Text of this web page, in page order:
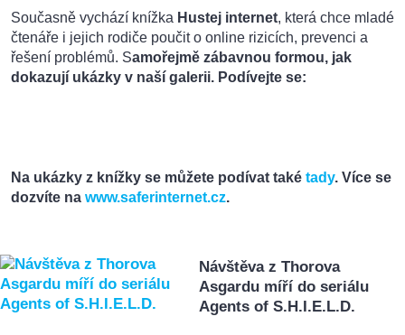
Současně vychází knížka Hustej internet, která chce mladé
čtenáře i jejich rodiče poučit o online rizicích, prevenci a
řešení problémů. Samořejmě zábavnou formou, jak
dokazují ukázky v naší galerii. Podívejte se:
Na ukázky z knížky se můžete podívat také tady. Více se
dozvíte na www.saferinternet.cz.
Návštěva z Thorova
Asgardu míří do seriálu
Agents of S.H.I.E.L.D.